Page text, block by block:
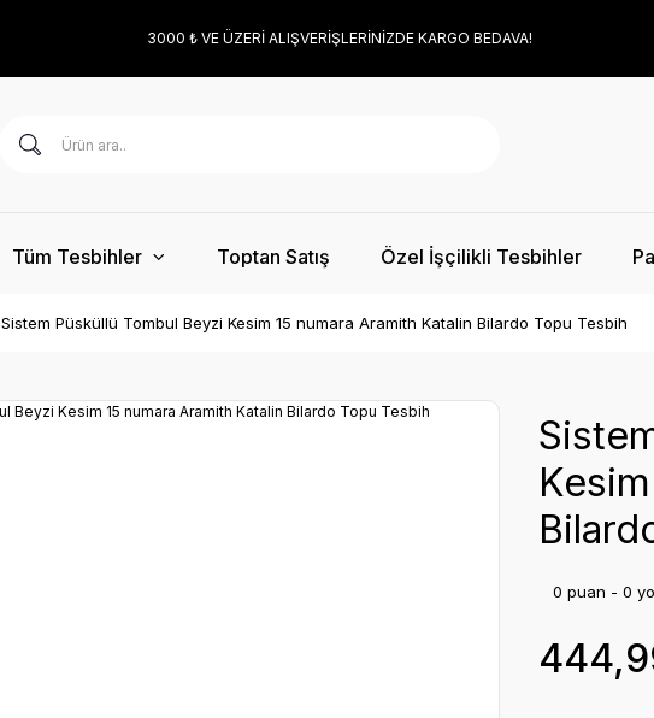
3000 ₺ VE ÜZERİ ALIŞVERİŞLERİNİZDE KARGO BEDAVA!
Tüm Tesbihler Toptan Satış Özel İşçilikli Tesbihler
Sistem Püsküllü Tombul Beyzi Kesim 15 numara Aramith Katalin Bilardo Topu Tesbih
0 puan - 0